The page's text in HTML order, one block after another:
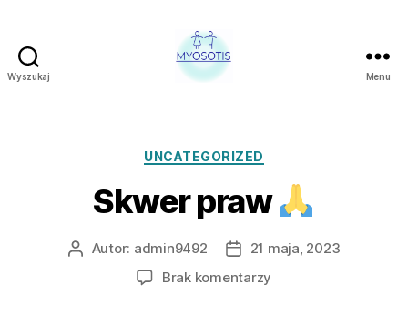
Wyszukaj
CZŁOWIEKA
POLSCE
MYOSOTIS
Menu
Kategorie
UNCATEGORIZED
Skwer praw
AutorAutor: admin9492
Data
wpisu
21 maja, 2023
Brak komentarzy